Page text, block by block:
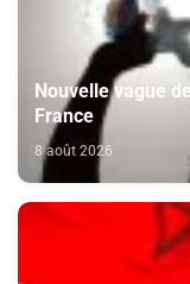
Nouvelle vague
France
8 août 2026